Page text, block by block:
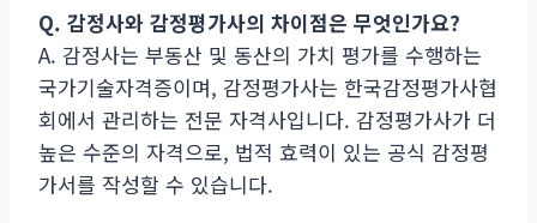
Q. 감정사와 감정평가사의 차이점은 무엇인가요?
A. 감정사는 부동산 및 동산의 가치 평가를 수행하는
국가기술자격증이며, 감정평가사는 한국감정평가사협
회에서 관리하는 전문 자격사입니다. 감정평가사가 더
높은 수준의 자격으로, 법적 효력이 있는 공식 감정평
가서를 작성할 수 있습니다.